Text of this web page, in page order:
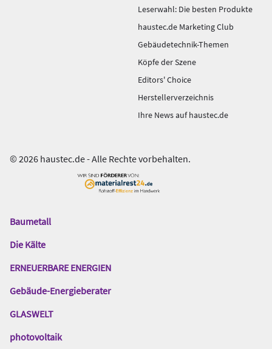
Leserwahl: Die besten Produkte
haustec.de Marketing Club
Gebäudetechnik-Themen
Köpfe der Szene
Editors' Choice
Herstellerverzeichnis
Ihre News auf haustec.de
© 2026 haustec.de - Alle Rechte vorbehalten.
Das
Gentner
Baumetall
Die Kälte
ERNEUERBARE ENERGIEN
Gebäude-Energieberater
GLASWELT
photovoltaik